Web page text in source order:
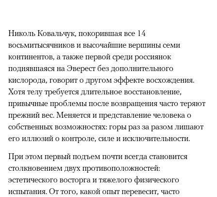
Николь Ковальчук, покорившая все 14
восьмитысячников и высочайшие вершины семи
континентов, а также первой среди россиянок
поднявшаяся на Эверест без дополнительного
кислорода, говорит о другом эффекте восхождения.
Хотя телу требуется длительное восстановление,
привычные проблемы после возвращения часто теряют
прежний вес. Меняется и представление человека о
собственных возможностях: горы раз за разом лишают
его иллюзий о контроле, силе и исключительности.
При этом первый подъем почти всегда становится
столкновением двух противоположностей:
эстетического восторга и тяжелого физического
испытания. От того, какой опыт перевесит, часто